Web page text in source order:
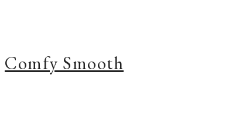
Comfy Smooth